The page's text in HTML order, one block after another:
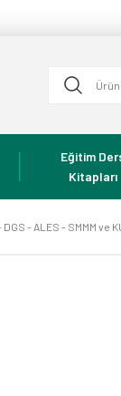
Eğitim
Kitapları
DGS - ALES - SMMM ve